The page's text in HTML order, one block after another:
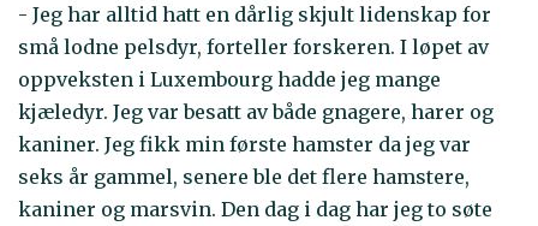
- Jeg har alltid hatt en dårlig skjult lidenskap for
små lodne pelsdyr, forteller forskeren. I løpet av
oppveksten i Luxembourg hadde jeg mange
kjæledyr. Jeg var besatt av både gnagere, harer og
kaniner. Jeg fikk min første hamster da jeg var
seks år gammel, senere ble det flere hamstere,
kaniner og marsvin. Den dag i dag har jeg to søte